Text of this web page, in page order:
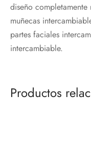
diseño
muñecas
partes faciales
intercambiable.
Productos